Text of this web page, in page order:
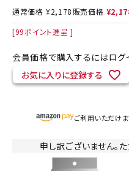
通常価格 ¥2,178 販売価格 ¥
[99ポイント進呈 ]
会員価格で購入するにはログ
お気に入りに登録する
ご利用いただけま
申し訳ございません。